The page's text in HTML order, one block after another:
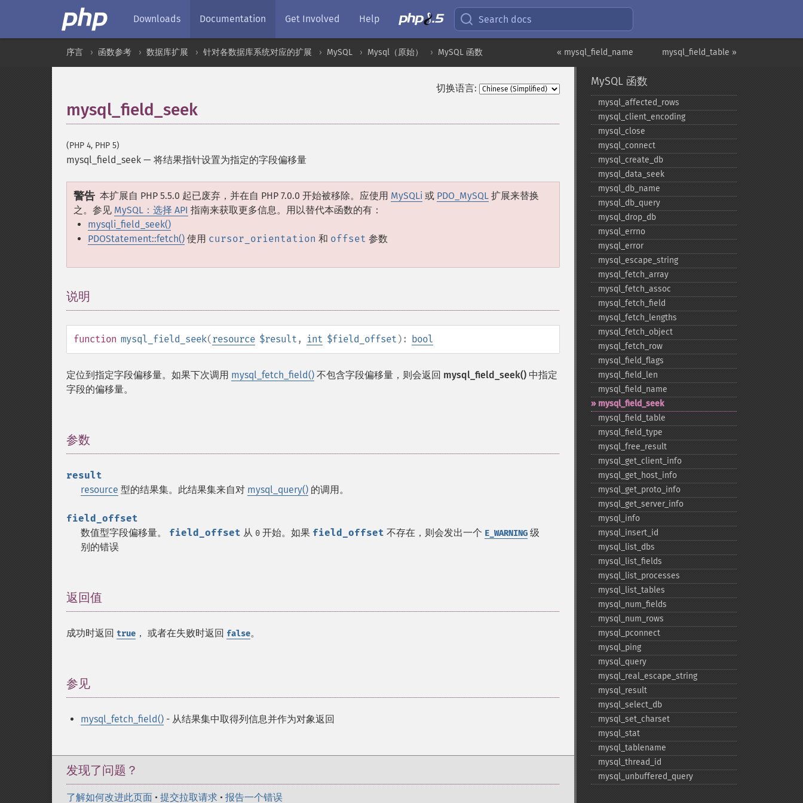
Downloads Documentation Get Involved Help Search docs
mysql_field_table »
« mysql_field_name
序言 函数参考 数据库扩展 针对各数据库系统对应的扩展 MySQL Mysql（原始） MySQL 函数
切换语言:
mysql_field_seek
(PHP 4, PHP 5)
mysql_field_seek — 将结果指针设置为指定的字段偏移量
警告 本扩展自 PHP 5.5.0 起已废弃，并在自 PHP 7.0.0 开始被移除。应使用 MySQLi 或 PDO_MySQL 扩展来替换
之。参见 MySQL：选择 API 指南来获取更多信息。用以替代本函数的有：
mysqli_field_seek()
PDOStatement::fetch() 使用 cursor_orientation 和 offset 参数
说明
function mysql_field_seek(resource $result , int $field_offset ): bool
定位到指定字段偏移量。如果下次调用 mysql_fetch_field() 不包含字段偏移量，则会返回 mysql_field_seek() 中指定
字段的偏移量。
参数
result
resource 型的结果集。此结果集来自对 mysql_query() 的调用。
field_offset
数值型字段偏移量。 field_offset 从 0 开始。如果 field_offset 不存在，则会发出一个 E_WARNING 级
别的错误
返回值
成功时返回 true ， 或者在失败时返回 false。
参见
mysql_fetch_field() - 从结果集中取得列信息并作为对象返回
发现了问题？
了解如何改进此页面 • 提交拉取请求 • 报告一个错误
MySQL 函数
mysql_​affected_​rows
mysql_​client_​encoding
mysql_​close
mysql_​connect
mysql_​create_​db
mysql_​data_​seek
mysql_​db_​name
mysql_​db_​query
mysql_​drop_​db
mysql_​errno
mysql_​error
mysql_​escape_​string
mysql_​fetch_​array
mysql_​fetch_​assoc
mysql_​fetch_​field
mysql_​fetch_​lengths
mysql_​fetch_​object
mysql_​fetch_​row
mysql_​field_​flags
mysql_​field_​len
mysql_​field_​name
mysql_​field_​seek
mysql_​field_​table
mysql_​field_​type
mysql_​free_​result
mysql_​get_​client_​info
mysql_​get_​host_​info
mysql_​get_​proto_​info
mysql_​get_​server_​info
mysql_​info
mysql_​insert_​id
mysql_​list_​dbs
mysql_​list_​fields
mysql_​list_​processes
mysql_​list_​tables
mysql_​num_​fields
mysql_​num_​rows
mysql_​pconnect
mysql_​ping
mysql_​query
mysql_​real_​escape_​string
mysql_​result
mysql_​select_​db
mysql_​set_​charset
mysql_​stat
mysql_​tablename
mysql_​thread_​id
mysql_​unbuffered_​query